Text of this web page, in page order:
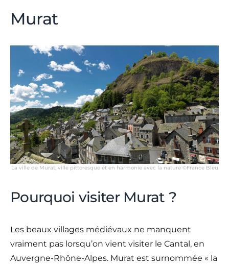
Murat
La ville de Murat, ville pittoresque et en harmonie avec la nature ©France Bleu
Pourquoi visiter Murat ?
Les beaux villages médiévaux ne manquent
vraiment pas lorsqu’on vient visiter le Cantal, en
Auvergne-Rhône-Alpes. Murat est surnommée « la